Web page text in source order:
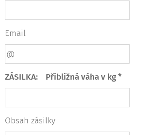
Email
ZÁSILKA: Přibližná váha v kg *
Obsah zásilky